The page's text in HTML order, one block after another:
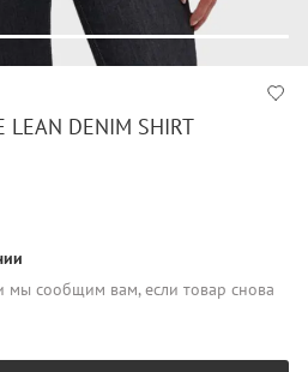
LEAN DENIM SHIRT
мы сообщим вам, если товар снова